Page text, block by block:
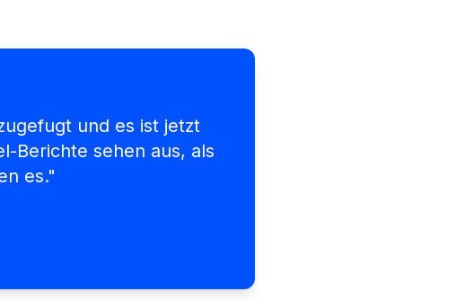
und es ist jetzt
Berichte sehen aus, als
es."